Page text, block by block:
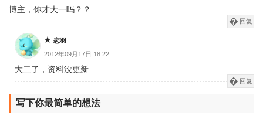
博主，你才大一吗？？
回复
恋羽
2012年09月17日 18:22
大二了，资料没更新
回复
写下你最简单的想法